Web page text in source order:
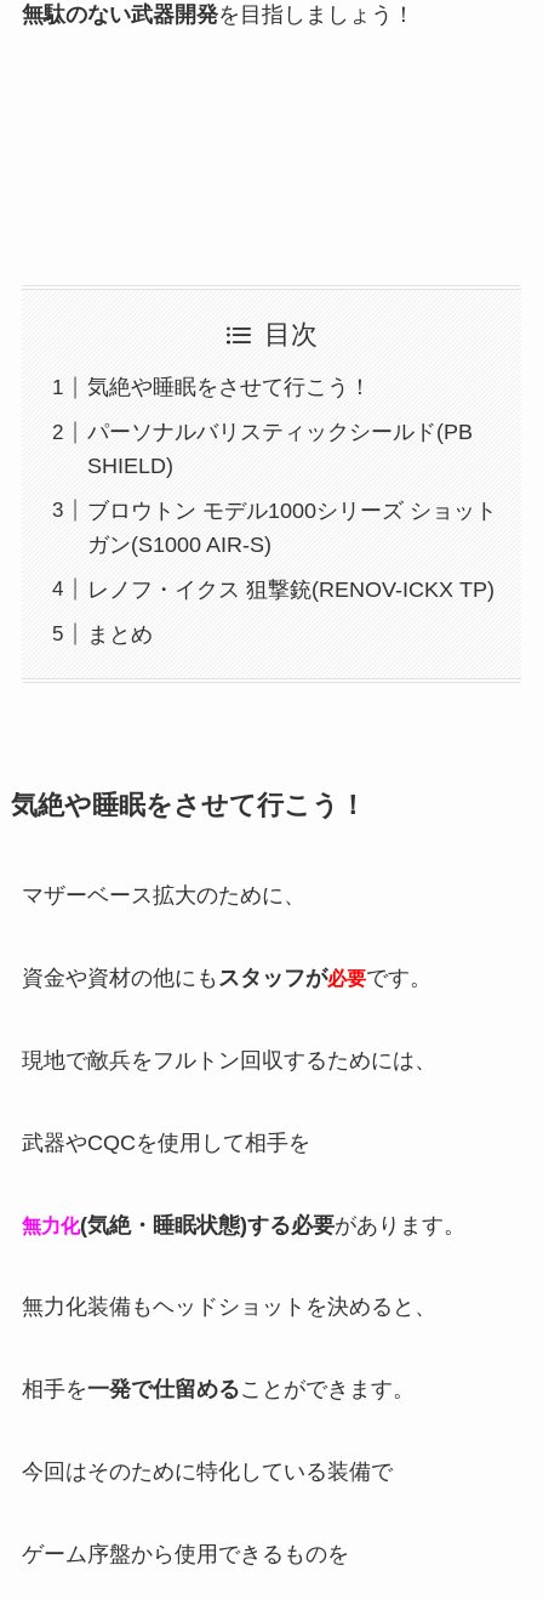
無駄のない武器開発を目指しましょう！
目次
気絶や睡眠をさせて行こう！
パーソナルバリスティックシールド(PB
SHIELD)
ブロウトン モデル1000シリーズ ショット
ガン(S1000 AIR-S)
レノフ・イクス 狙撃銃(RENOV-ICKX TP)
まとめ
気絶や睡眠をさせて行こう！
マザーベース拡大のために、
資金や資材の他にも スタッフが必要です。
現地で敵兵をフルトン回収するためには、
武器やCQCを使用して相手を
無力化(気絶・睡眠状態)する必要があります。
無力化装備もヘッドショットを決めると、
相手を一発で仕留めることができます。
今回はそのために特化している装備で
ゲーム序盤から使用できるものを